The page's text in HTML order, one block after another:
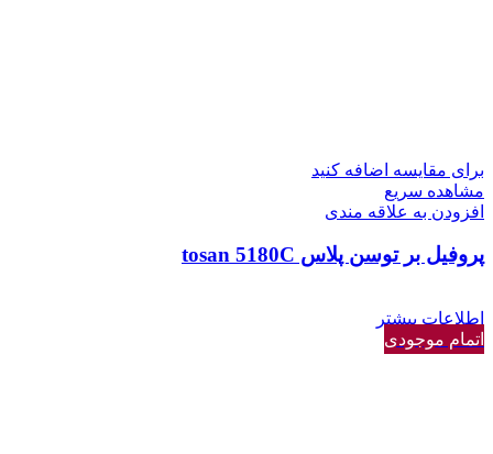
برای مقایسه اضافه کنید
مشاهده سریع
افزودن به علاقه مندی
پروفیل بر توسن پلاس tosan 5180C
اطلاعات بیشتر
اتمام موجودی